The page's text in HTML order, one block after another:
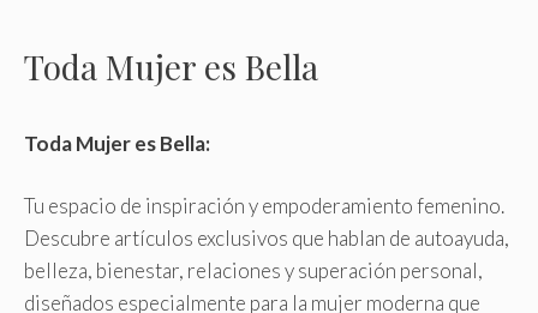
Toda Mujer es Bella
Toda Mujer es Bella:
Tu espacio de inspiración y empoderamiento femenino.
Descubre artículos exclusivos que hablan de autoayuda,
belleza, bienestar, relaciones y superación personal,
diseñados especialmente para la mujer moderna que